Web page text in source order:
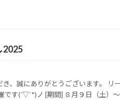
2025
き、誠にありがとうございます。
です(´▽`*)ノ [期間] ８月９日（土）